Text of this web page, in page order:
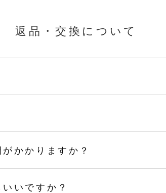
返品・交換について
かかりますか？
いですか？